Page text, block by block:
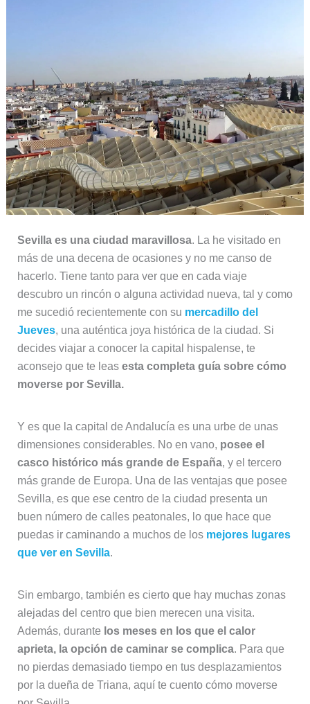
Sevilla es una ciudad maravillosa. La he visitado en
más de una decena de ocasiones y no me canso de
hacerlo. Tiene tanto para ver que en cada viaje
descubro un rincón o alguna actividad nueva, tal y como
me sucedió recientemente con su mercadillo del
Jueves, una auténtica joya histórica de la ciudad. Si
decides viajar a conocer la capital hispalense, te
aconsejo que te leas esta completa guía sobre cómo
moverse por Sevilla.
Y es que la capital de Andalucía es una urbe de unas
dimensiones considerables. No en vano, posee el
casco histórico más grande de España, y el tercero
más grande de Europa. Una de las ventajas que posee
Sevilla, es que ese centro de la ciudad presenta un
buen número de calles peatonales, lo que hace que
puedas ir caminando a muchos de los mejores lugares
que ver en Sevilla.
Sin embargo, también es cierto que hay muchas zonas
alejadas del centro que bien merecen una visita.
Además, durante los meses en los que el calor
aprieta, la opción de caminar se complica. Para que
no pierdas demasiado tiempo en tus desplazamientos
por la dueña de Triana, aquí te cuento cómo moverse